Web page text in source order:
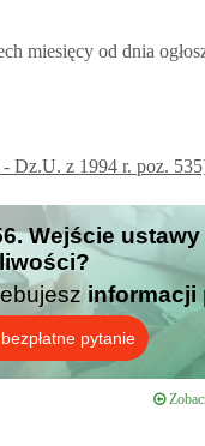
miesięcy od dnia
- Dz.U. z 1994 r. poz.
Wejście
informacji
pytanie